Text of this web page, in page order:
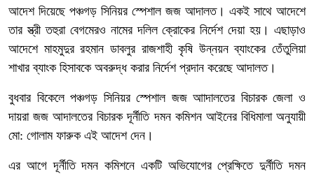
আদেশ দিয়েছে পঞ্চগড় সিনিয়র স্পেশাল জজ আদালত। একই সাথে আদেশে
তার স্ত্রী তহুরা বেগমেরও নামের দলিল ক্রোকের নির্দেশ দেয়া হয়। এছাড়াও
আদেশে মাহমুদুর রহমান ডাবলুর রাজশাহী কৃষি উন্নয়ন ব্যাংকের তেঁতুলিয়া
শাখার ব্যাংক হিসাবকে অবরুদ্ধ করার নির্দেশ প্রদান করেছে আদালত।
বুধবার বিকেলে পঞ্চগড় সিনিয়র স্পেশাল জজ আাদালতের বিচারক জেলা ও
দায়রা জজ আদালতের বিচারক দূর্নীতি দমন কমিশন আইনের বিধিমালা অনুযায়ী
মো: গোলাম ফারুক এই আদেশ দেন।
এর আগে দূর্নীতি দমন কমিশনে একটি অভিযোগের প্রেক্ষিতে দুর্নীতি দমন